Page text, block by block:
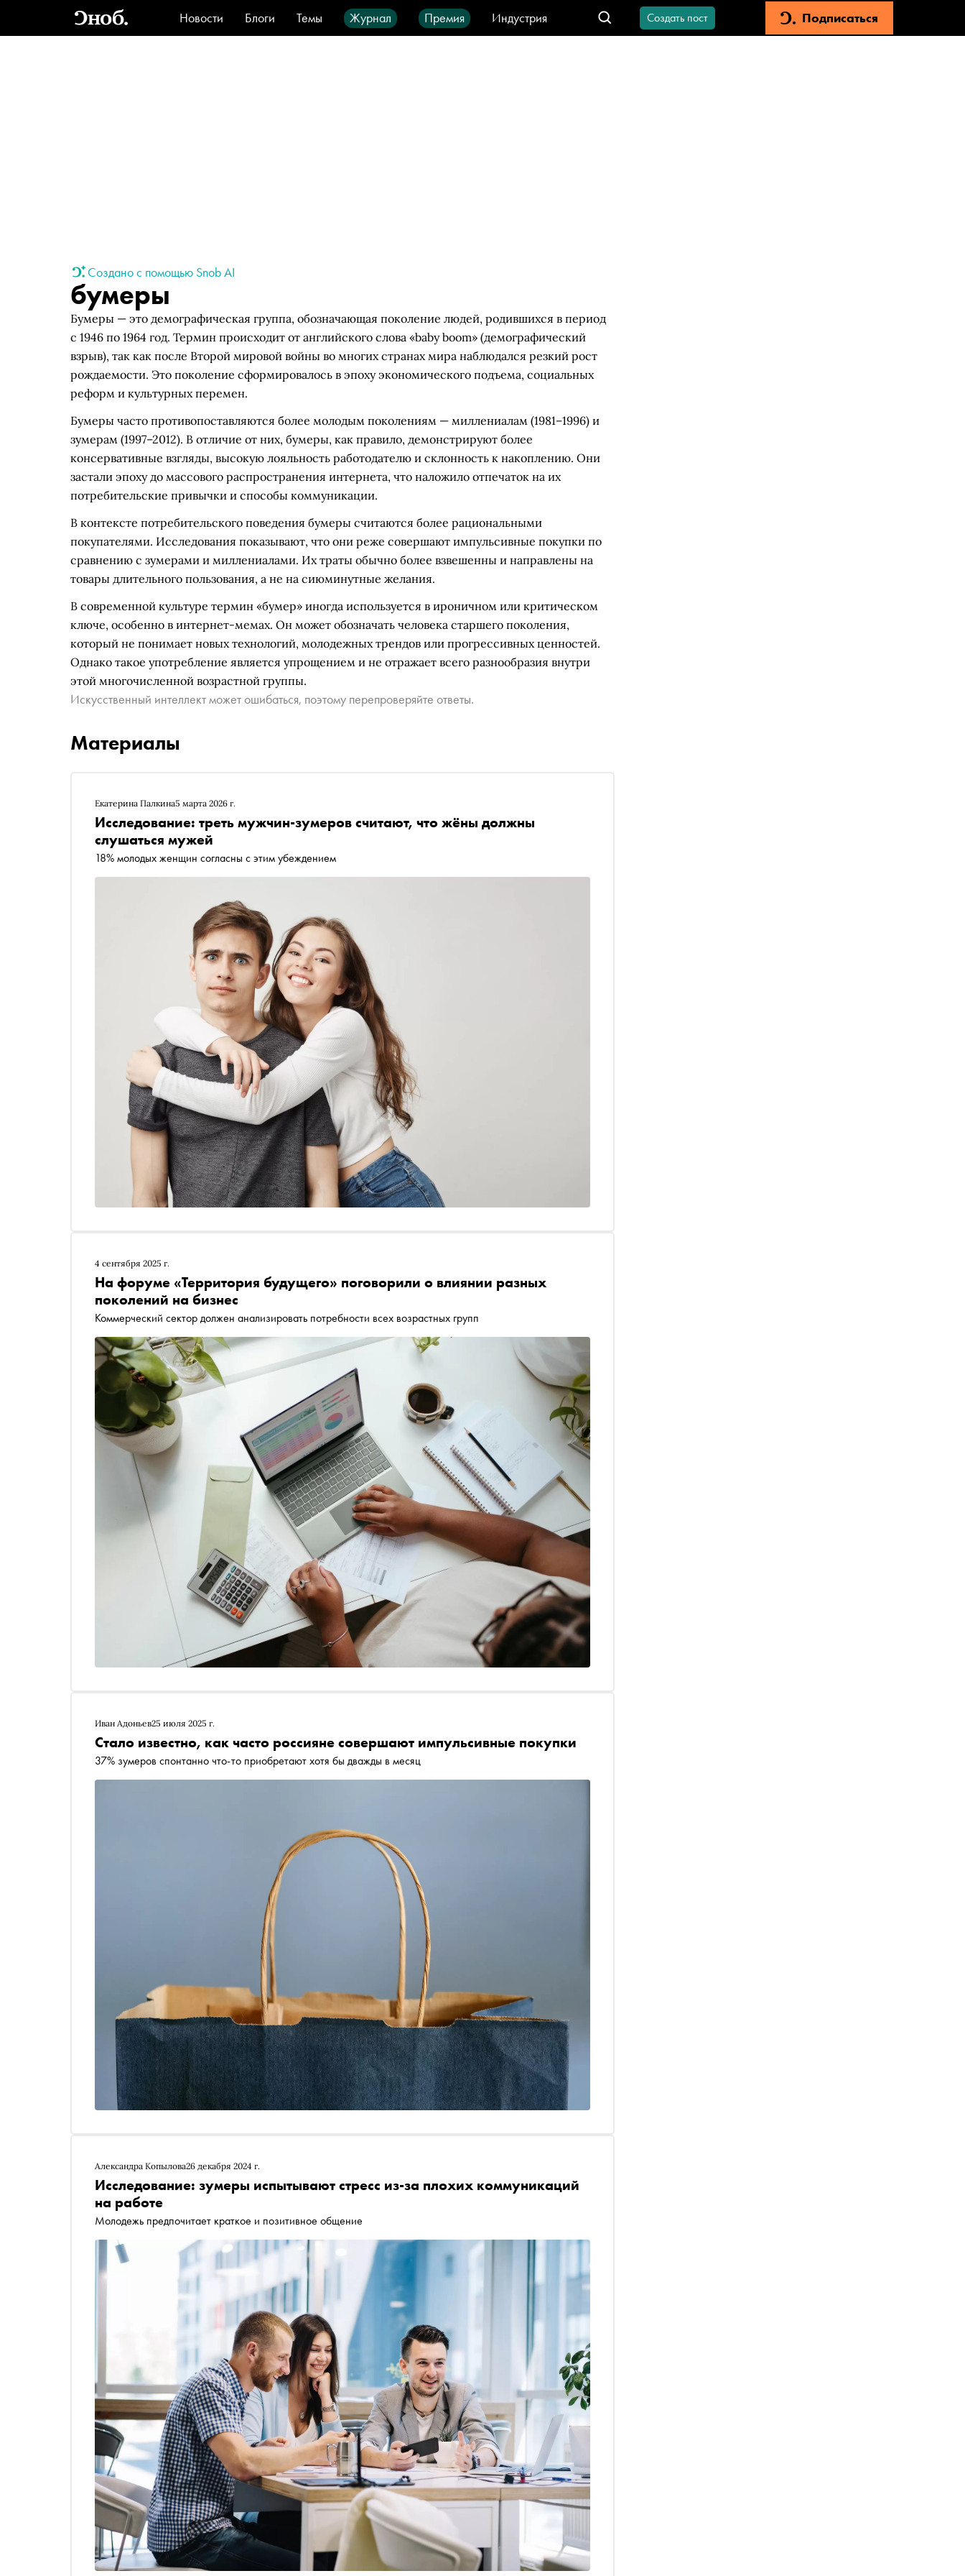
Новости Блоги Темы Журнал Премия
Индустрия
Стиль
Видео Город IT-продукты
Создать пост Подписаться
Создано с помощью Snob AI
бумеры
Бумеры — это демографическая группа, обозначающая поколение людей, родившихся в период
с 1946 по 1964 год. Термин происходит от английского слова «baby boom» (демографический
взрыв), так как после Второй мировой войны во многих странах мира наблюдался резкий рост
рождаемости. Это поколение сформировалось в эпоху экономического подъема, социальных
реформ и культурных перемен.
Бумеры часто противопоставляются более молодым поколениям — миллениалам (1981–1996) и
зумерам (1997–2012). В отличие от них, бумеры, как правило, демонстрируют более
консервативные взгляды, высокую лояльность работодателю и склонность к накоплению. Они
застали эпоху до массового распространения интернета, что наложило отпечаток на их
потребительские привычки и способы коммуникации.
В контексте потребительского поведения бумеры считаются более рациональными
покупателями. Исследования показывают, что они реже совершают импульсивные покупки по
сравнению с зумерами и миллениалами. Их траты обычно более взвешенны и направлены на
товары длительного пользования, а не на сиюминутные желания.
В современной культуре термин «бумер» иногда используется в ироничном или критическом
ключе, особенно в интернет-мемах. Он может обозначать человека старшего поколения,
который не понимает новых технологий, молодежных трендов или прогрессивных ценностей.
Однако такое употребление является упрощением и не отражает всего разнообразия внутри
этой многочисленной возрастной группы.
Искусственный интеллект может ошибаться, поэтому перепроверяйте ответы.
Материалы
Екатерина Палкина5 марта 2026 г.
Исследование: треть мужчин-зумеров считают, что жёны должны
слушаться мужей
18% молодых женщин согласны с этим убеждением
4 сентября 2025 г.
На форуме «Территория будущего» поговорили о влиянии разных
поколений на бизнес
Коммерческий сектор должен анализировать потребности всех возрастных групп
Иван Адоньев25 июля 2025 г.
Стало известно, как часто россияне совершают импульсивные покупки
37% зумеров спонтанно что-то приобретают хотя бы дважды в месяц
Александра Копылова26 декабря 2024 г.
Исследование: зумеры испытывают стресс из-за плохих коммуникаций
на работе
Молодежь предпочитает краткое и позитивное общение